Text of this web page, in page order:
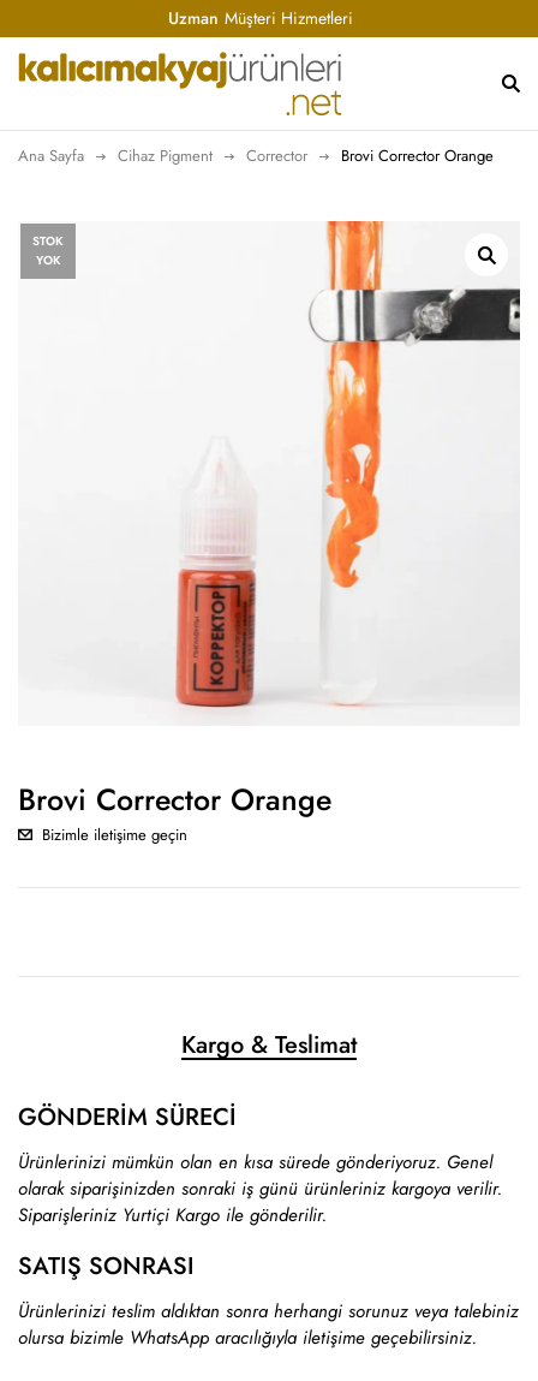
Uzman Müşteri Hizmetleri
Ana Sayfa Cihaz Pigment Corrector Brovi Corrector Orange
STOK
YOK
Brovi Corrector Orange
Bizimle iletişime geçin
Kargo & Teslimat
GÖNDERİM SÜRECİ
Ürünlerinizi mümkün olan en kısa sürede gönderiyoruz. Genel
olarak siparişinizden sonraki iş günü ürünleriniz kargoya verilir.
Siparişleriniz Yurtiçi Kargo ile gönderilir.
SATIŞ SONRASI
Ürünlerinizi teslim aldıktan sonra herhangi sorunuz veya talebiniz
olursa bizimle WhatsApp aracılığıyla iletişime geçebilirsiniz.